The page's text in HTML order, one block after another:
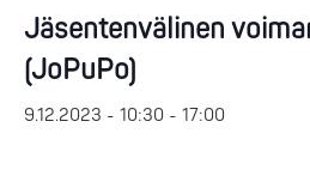
Jäsentenvälinen
(JoPuPo)
9.12.2023 - 10:30 - 17:00